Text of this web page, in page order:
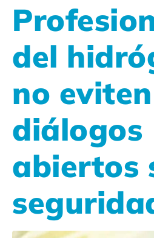
del
no
diálogos
abiertos